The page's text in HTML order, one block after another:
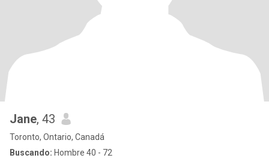
Jane, 43
Toronto, Ontario, Canadá
Buscando: Hombre 40 - 72